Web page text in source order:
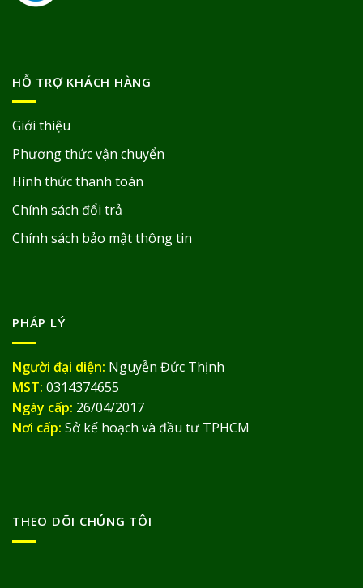
HỖ TRỢ KHÁCH HÀNG
Giới thiệu
Phương thức vận chuyển
Hình thức thanh toán
Chính sách đổi trả
Chính sách bảo mật thông tin
PHÁP LÝ
Người đại diện: Nguyễn Đức Thịnh
MST: 0314374655
Ngày cấp: 26/04/2017
Nơi cấp: Sở kế hoạch và đầu tư TPHCM
THEO DÕI CHÚNG TÔI